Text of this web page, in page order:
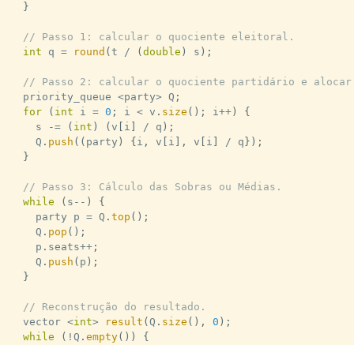
}
// Passo 1: calcular o quociente eleitoral.
int q = round ( t / ( double ) s ) ;
// Passo 2: calcular o quociente partidário e alocar
  priority_queue
<party> Q ;
for
( int i = 0 ; i < v . size ( ) ; i++)
{
    s
-= ( int ) ( v i / q ) ;
    Q
. push ( ( party ) { i , v i , v i / q } ) ;
}
// Passo 3: Cálculo das Sobras ou Médias.
while
( s -- )
{
    party p
= Q . top ( ) ;
    Q
. pop ( ) ;
    p
. seats++;
    Q
. push ( p ) ;
}
// Reconstrução do resultado.
  vector
<int> result ( Q . size ( ) , 0 ) ;
while
( ! Q . empty( ) )
{